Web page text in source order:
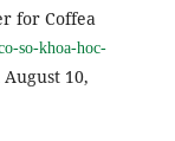
for Coffea
so-khoa-hoc-
10,